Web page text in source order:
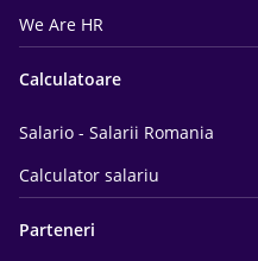
We Are HR
Calculatoare
Salario - Salarii Romania
Calculator salariu
Parteneri